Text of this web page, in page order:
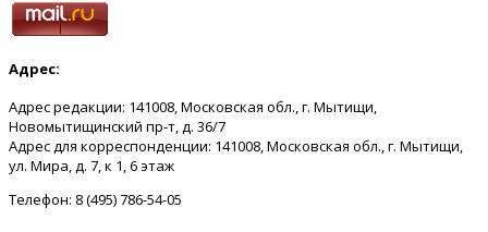
Адрес:
Адрес редакции: 141008, Московская обл., г. Мытищи,
Новомытищинский пр-т, д. 36/7
Адрес для корреспонденции: 141008, Московская обл., г. Мытищи,
ул. Мира, д. 7, к 1, 6 этаж
Телефон: 8 (495) 786-54-05